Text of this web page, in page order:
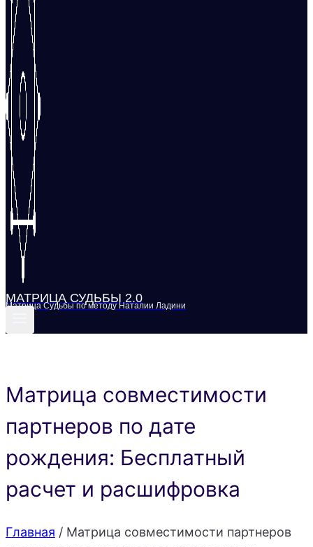
МАТРИЦА СУДЬБЫ 2.0
Матрица Судьбы по методу Наталии Ладини
Матрица совместимости
партнеров по дате
рождения: Бесплатный
расчет и расшифровка
Главная / Матрица совместимости партнеров